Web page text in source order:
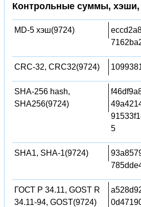
Контрольные суммы, хэши,
MD-5 хэш(9724)
CRC-32, CRC32(9724)
SHA-256 hash,
SHA256(9724)
5
SHA1, SHA-1(9724)
ГОСТ Р 34.11, GOST R
34.11-94, GOST(9724)